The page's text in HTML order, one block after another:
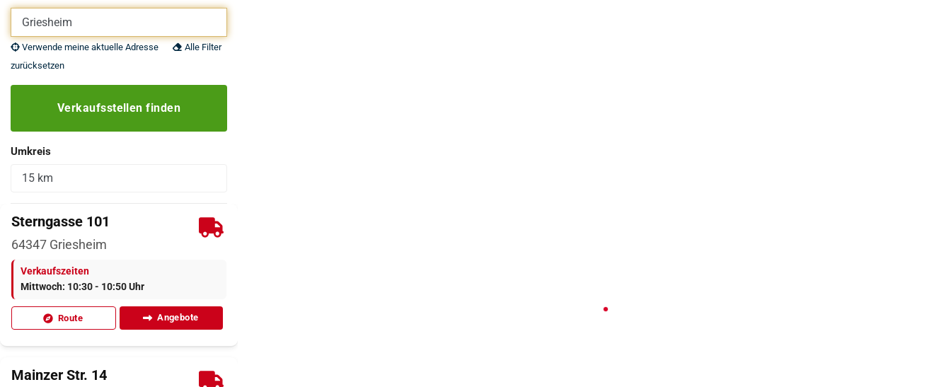
Eigene Adresse eingeben
Verwende meine aktuelle Adresse
Alle Filter
zurücksetzen
Verkaufsstellen finden
Umkreis
Sterngasse 101
64347 Griesheim
Verkaufszeiten
Mittwoch: 10:30 - 10:50 Uhr
Route Angebote
Mainzer Str. 14